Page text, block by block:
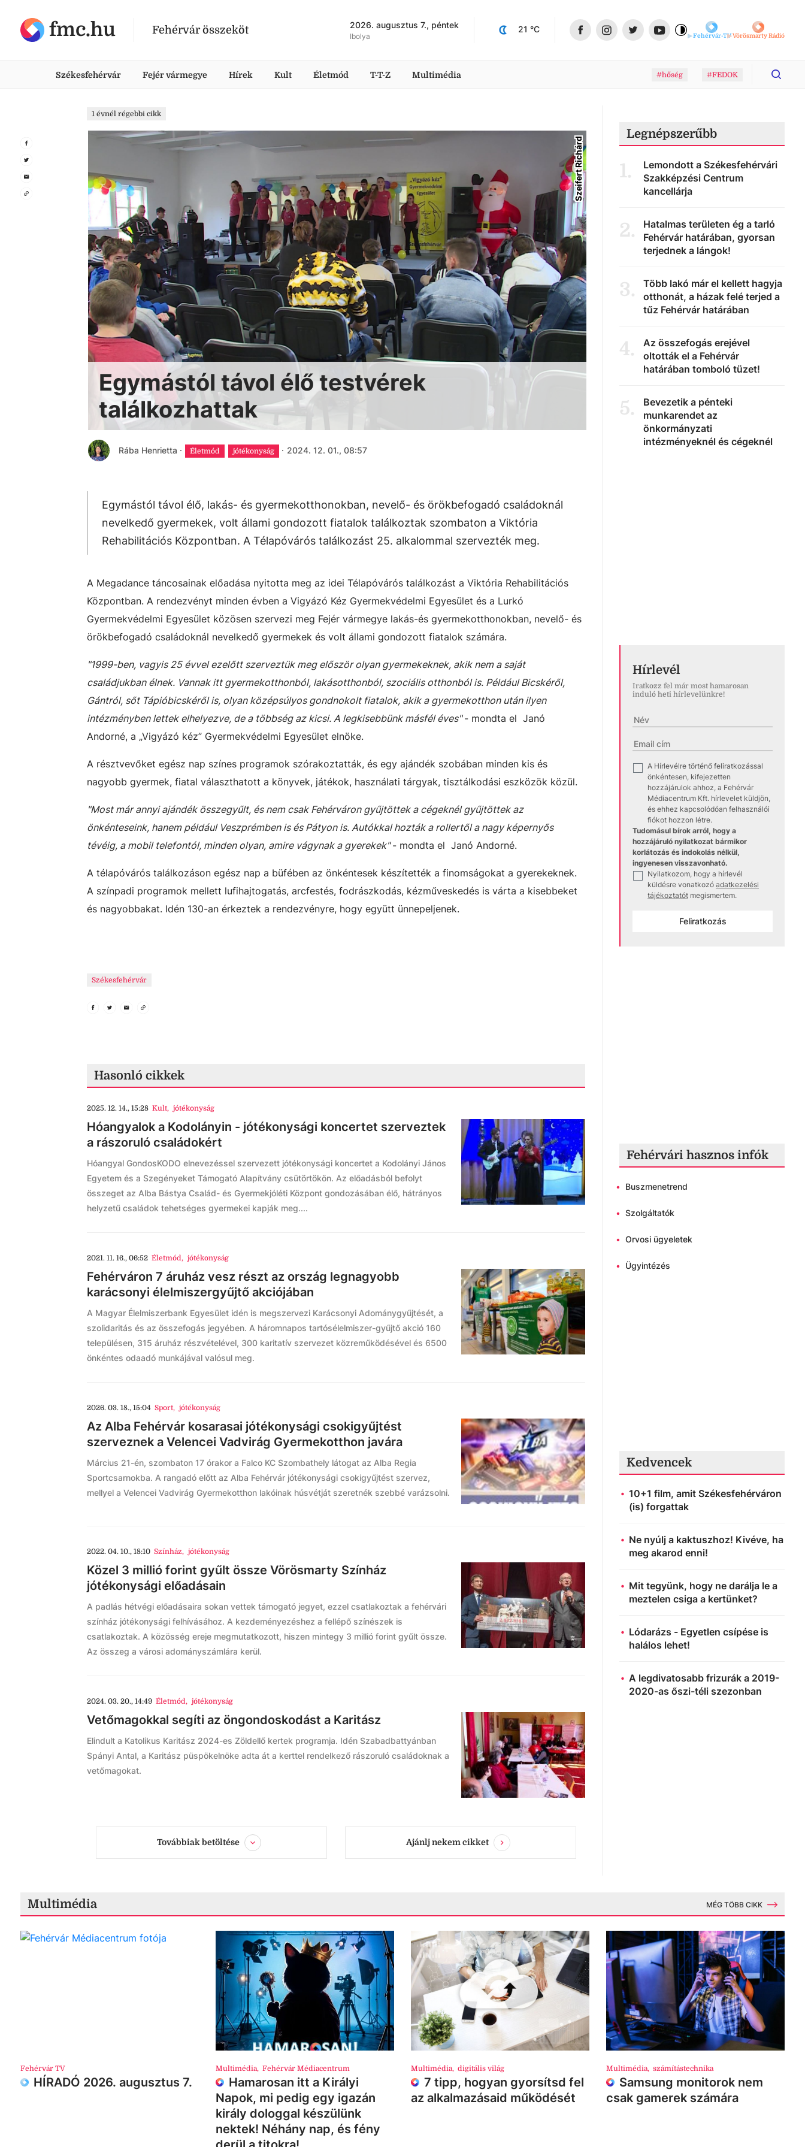
fmc.hu Fehérvár összeköt 2026. augusztus 7., péntek
Ibolya
21 °C
Fehérvár-TVVörösmarty Rádió
Székesfehérvár Fejér vármegye Hírek Kult Életmód T-T-Z Multimédia #hőség #FEDOK
1 évnél régebbi cikk
Szeifert Richárd
Egymástól távol élő testvérek
találkozhattak
Rába Henrietta · Életmód jótékonyság · 2024. 12. 01., 08:57
Egymástól távol élő, lakás- és gyermekotthonokban, nevelő- és örökbefogadó családoknál
nevelkedő gyermekek, volt állami gondozott fiatalok találkoztak szombaton a Viktória
Rehabilitációs Központban. A Télapóvárós találkozást 25. alkalommal szervezték meg.
A Megadance táncosainak előadása nyitotta meg az idei Télapóvárós találkozást a Viktória Rehabilitációs
Központban. A rendezvényt minden évben a Vigyázó Kéz Gyermekvédelmi Egyesület és a Lurkó
Gyermekvédelmi Egyesület közösen szervezi meg Fejér vármegye lakás-és gyermekotthonokban, nevelő- és
örökbefogadó családoknál nevelkedő gyermekek és volt állami gondozott fiatalok számára.
"1999-ben, vagyis 25 évvel ezelőtt szerveztük meg először olyan gyermekeknek, akik nem a saját
családjukban élnek. Vannak itt gyermekotthonból, lakásotthonból, szociális otthonból is. Például Bicskéről,
Gántról, sőt Tápióbicskéről is, olyan középsúlyos gondnokolt fiatalok, akik a gyermekotthon után ilyen
intézményben lettek elhelyezve, de a többség az kicsi. A legkisebbünk másfél éves"- mondta el Janó
Andorné, a „Vigyázó kéz” Gyermekvédelmi Egyesület elnöke.
A résztvevőket egész nap színes programok szórakoztatták, és egy ajándék szobában minden kis és
nagyobb gyermek, fiatal választhatott a könyvek, játékok, használati tárgyak, tisztálkodási eszközök közül.
"Most már annyi ajándék összegyűlt, és nem csak Fehérváron gyűjtöttek a cégeknél gyűjtöttek az
önkénteseink, hanem például Veszprémben is és Pátyon is. Autókkal hozták a rollertől a nagy képernyős
tévéig, a mobil telefontól, minden olyan, amire vágynak a gyerekek"- mondta el Janó Andorné.
A télapóvárós találkozáson egész nap a büfében az önkéntesek készítették a finomságokat a gyerekeknek.
A színpadi programok mellett lufihajtogatás, arcfestés, fodrászkodás, kézműveskedés is várta a kisebbeket
és nagyobbakat. Idén 130-an érkeztek a rendezvényre, hogy együtt ünnepeljenek.
Székesfehérvár
Hasonló cikkek
2025. 12. 14., 15:28 Kult, jótékonyság
Hóangyalok a Kodolányin - jótékonysági koncertet szerveztek
a rászoruló családokért
Hóangyal GondosKODO elnevezéssel szervezett jótékonysági koncertet a Kodolányi János
Egyetem és a Szegényeket Támogató Alapítvány csütörtökön. Az előadásból befolyt
összeget az Alba Bástya Család- és Gyermekjóléti Központ gondozásában élő, hátrányos
helyzetű családok tehetséges gyermekei kapják meg....
2021. 11. 16., 06:52 Életmód, jótékonyság
Fehérváron 7 áruház vesz részt az ország legnagyobb
karácsonyi élelmiszergyűjtő akciójában
A Magyar Élelmiszerbank Egyesület idén is megszervezi Karácsonyi Adománygyűjtését, a
szolidaritás és az összefogás jegyében. A háromnapos tartósélelmiszer-gyűjtő akció 160
településen, 315 áruház részvételével, 300 karitatív szervezet közreműködésével és 6500
önkéntes odaadó munkájával valósul meg.
2026. 03. 18., 15:04 Sport, jótékonyság
Az Alba Fehérvár kosarasai jótékonysági csokigyűjtést
szerveznek a Velencei Vadvirág Gyermekotthon javára
Március 21-én, szombaton 17 órakor a Falco KC Szombathely látogat az Alba Regia
Sportcsarnokba. A rangadó előtt az Alba Fehérvár jótékonysági csokigyűjtést szervez,
mellyel a Velencei Vadvirág Gyermekotthon lakóinak húsvétját szeretnék szebbé varázsolni.
2022. 04. 10., 18:10 Színház, jótékonyság
Közel 3 millió forint gyűlt össze Vörösmarty Színház
jótékonysági előadásain
A padlás hétvégi előadásaira sokan vettek támogató jegyet, ezzel csatlakoztak a fehérvári
színház jótékonysági felhívásához. A kezdeményezéshez a fellépő színészek is
csatlakoztak. A közösség ereje megmutatkozott, hiszen mintegy 3 millió forint gyűlt össze.
Az összeg a városi adományszámlára kerül.
2024. 03. 20., 14:49 Életmód, jótékonyság
Vetőmagokkal segíti az öngondoskodást a Karitász
Elindult a Katolikus Karitász 2024-es Zöldellő kertek programja. Idén Szabadbattyánban
Spányi Antal, a Karitász püspökelnöke adta át a kerttel rendelkező rászoruló családoknak a
vetőmagokat.
Továbbiak betöltése Ajánlj nekem cikket
Legnépszerűbb
1.
Lemondott a Székesfehérvári
Szakképzési Centrum
kancellárja
2.
Hatalmas területen ég a tarló
Fehérvár határában, gyorsan
terjednek a lángok!
3.
Több lakó már el kellett hagyja
otthonát, a házak felé terjed a
tűz Fehérvár határában
4.
Az összefogás erejével
oltották el a Fehérvár
határában tomboló tüzet!
5.
Bevezetik a pénteki
munkarendet az
önkormányzati
intézményeknél és cégeknél
Hírlevél
Iratkozz fel már most hamarosan
induló heti hírlevelünkre!
A Hírlevélre történő feliratkozással
önkéntesen, kifejezetten
hozzájárulok ahhoz, a Fehérvár
Médiacentrum Kft. hírlevelet küldjön,
és ehhez kapcsolódóan felhasználói
fiókot hozzon létre.
Tudomásul bírok arról, hogy a
hozzájáruló nyilatkozat bármikor
korlátozás és indokolás nélkül,
ingyenesen visszavonható.
Nyilatkozom, hogy a hírlevél
küldésre vonatkozó adatkezelési
tájékoztatót megismertem.
Feliratkozás
Fehérvári hasznos infók
• Buszmenetrend
• Szolgáltatók
• Orvosi ügyeletek
• Ügyintézés
Kedvencek
10+1 film, amit Székesfehérváron
(is) forgattak
Ne nyúlj a kaktuszhoz! Kivéve, ha
meg akarod enni!
Mit tegyünk, hogy ne darálja le a
meztelen csiga a kertünket?
Lódarázs - Egyetlen csípése is
halálos lehet!
A legdivatosabb frizurák a 2019-
2020-as őszi-téli szezonban
Multimédia MÉG TÖBB CIKK
Fehérvár TV
HÍRADÓ 2026. augusztus 7.
Multimédia, Fehérvár Médiacentrum
Hamarosan itt a Királyi
Napok, mi pedig egy igazán
király dologgal készülünk
nektek! Néhány nap, és fény
Multimédia, digitális világ
7 tipp, hogyan gyorsítsd fel
az alkalmazásaid működését
Multimédia, számítástechnika
Samsung monitorok nem
csak gamerek számára